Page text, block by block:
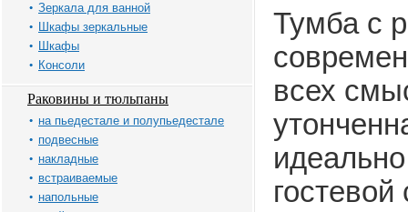
Зеркала для ванной
Шкафы зеркальные
Шкафы
Консоли
Раковины и тюльпаны
на пьедестале и полупьедестале
подвесные
накладные
встраиваемые
напольные
Тумба с
всех